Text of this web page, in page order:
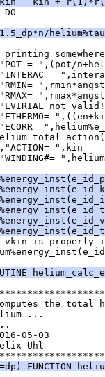
DO
printing
= ",(pot/
=
not
",kin
is properly
the total
...
05-03
Uhl
FUNCTION